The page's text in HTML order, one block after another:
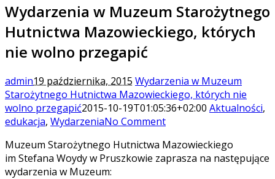
Wydarzenia w Muzeum Starożytnego
Hutnictwa Mazowieckiego, których
nie wolno przegapić
admin19 października, 2015 Wydarzenia w Muzeum
Starożytnego Hutnictwa Mazowieckiego, których nie
wolno przegapić2015-10-19T01:05:36+02:00 Aktualności,
edukacja, WydarzeniaNo Comment
Muzeum Starożytnego Hutnictwa Mazowieckiego
im Stefana Woydy w Pruszkowie zaprasza na następujące
wydarzenia w Muzeum: